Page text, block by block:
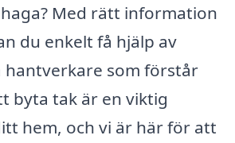
Med rätt information
du enkelt få hjälp av
hantverkare som förstår
byta tak är en viktig
hem, och vi är här för att